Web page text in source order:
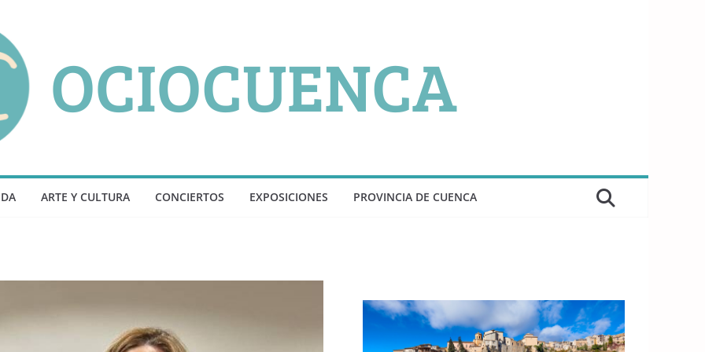
ARTE Y CULTURA CONCIERTOS EXPOSICIONES PROVINCIA DE CUENCA